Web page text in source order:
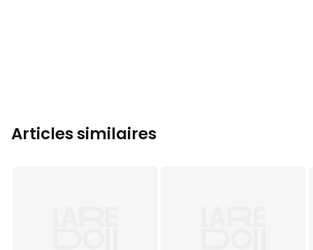
Articles similaires